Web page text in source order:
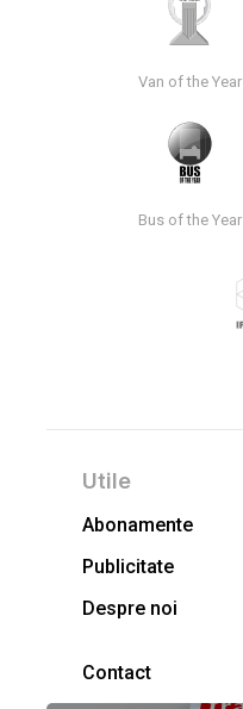
Van of the Year
Bus of the Year
Utile
Abonamente
Publicitate
Despre noi
Contact